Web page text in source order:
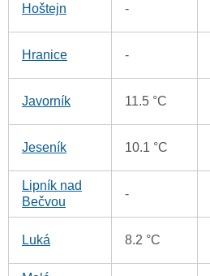
Hoštejn -
Hranice -
Javorník 11.5 °C
Jeseník 10.1 °C
Lipník nad
Bečvou
-
Luká 8.2 °C